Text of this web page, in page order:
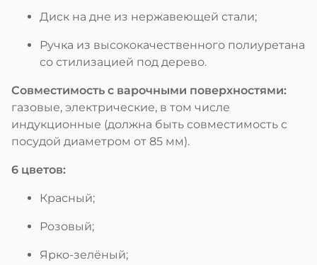
Диск на дне из нержавеющей стали;
Ручка из высококачественного полиуретана
со стилизацией под дерево.
Совместимость с варочными поверхностями:
газовые, электрические, в том числе
индукционные (должна быть совместимость с
посудой диаметром от 85 мм).
6 цветов:
Красный;
Розовый;
Ярко-зелёный;